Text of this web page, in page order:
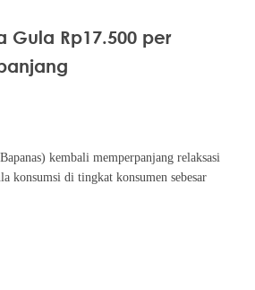
Gula Rp17.500 per
kembali memperpanjang relaksasi
konsumsi di tingkat konsumen sebesar